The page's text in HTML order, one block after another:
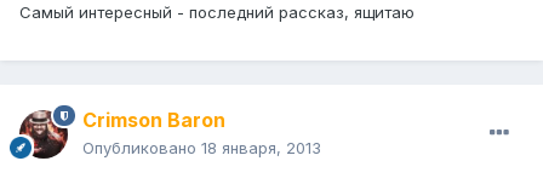
Самый интересный - последний рассказ, ящитаю
Crimson Baron
Опубликовано 18 января, 2013